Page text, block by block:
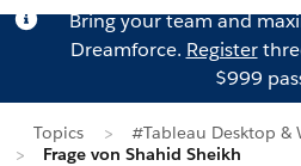
Bring your team and
Dreamforce. Register
$999
Topics
#Tableau Desktop &
Frage von Shahid Sheikh